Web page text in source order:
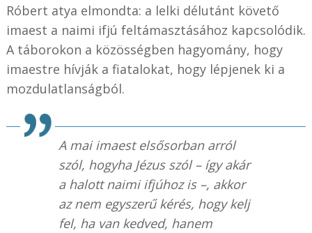
Róbert atya elmondta: a lelki délutánt követő
imaest a naimi ifjú feltámasztásához kapcsolódik.
A táborokon a közösségben hagyomány, hogy
imaestre hívják a fiatalokat, hogy lépjenek ki a
mozdulatlanságból.
A mai imaest elsősorban arról
szól, hogyha Jézus szól – így akár
a halott naimi ifjúhoz is –, akkor
az nem egyszerű kérés, hogy kelj
fel, ha van kedved, hanem